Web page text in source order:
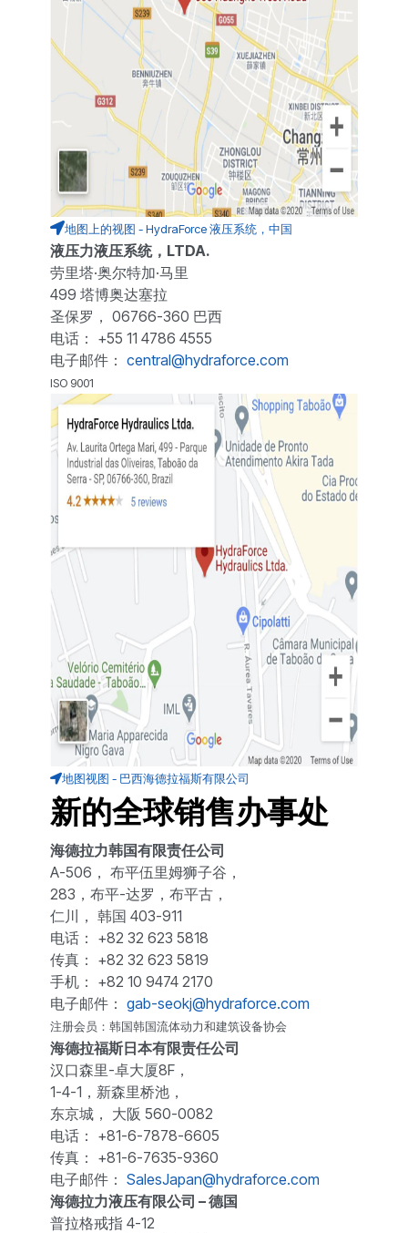
地图上的视图 - HydraForce 液压系统，中国
液压力液压系统，LTDA.
劳里塔·奥尔特加·马里
499 塔博奥达塞拉
圣保罗， 06766-360 巴西
电话： +55 11 4786 4555
电子邮件： central@hydraforce.com
ISO 9001
地图视图 - 巴西海德拉福斯有限公司
新的全球销售办事处
海德拉力韩国有限责任公司
A-506， 布平伍里姆狮子谷，
283，布平-达罗，布平古，
仁川， 韩国 403-911
电话： +82 32 623 5818
传真： +82 32 623 5819
手机： +82 10 9474 2170
电子邮件： gab-seokj@hydraforce.com
注册会员：韩国韩国流体动力和建筑设备协会
海德拉福斯日本有限责任公司
汉口森里-卓大厦8F，
1-4-1，新森里桥池，
东京城， 大阪 560-0082
电话： +81-6-7878-6605
传真： +81-6-7635-9360
电子邮件： SalesJapan@hydraforce.com
海德拉力液压有限公司 – 德国
普拉格戒指 4-12